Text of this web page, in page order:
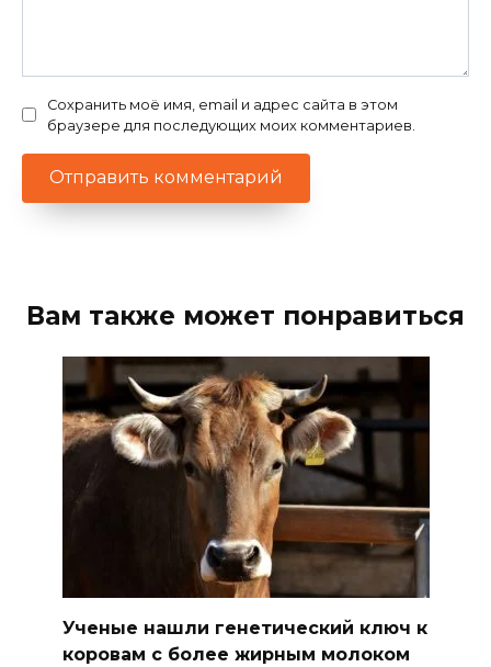
Сохранить моё имя, email и адрес сайта в этом
браузере для последующих моих комментариев.
Вам также может понравиться
Ученые нашли генетический ключ к
коровам с более жирным молоком